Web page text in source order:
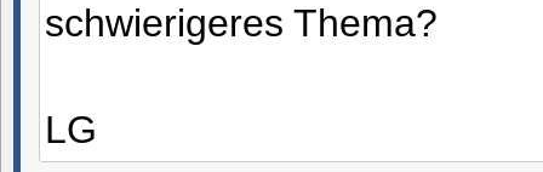
schwierigeres Thema?
LG